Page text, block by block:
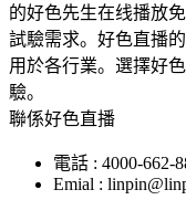
的好色先生在线播放
試驗需求。好色直播
用於各行業。選擇好
驗。
聯係好色直播
電話 : 4000-662-
Emial :